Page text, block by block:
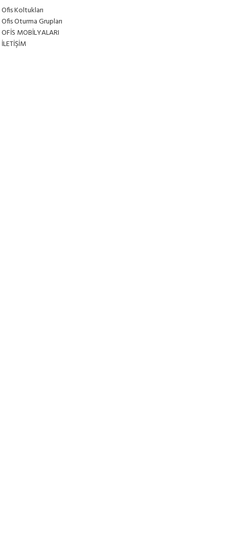
Ofis Koltukları
Ofis Oturma Grupları
OFİS MOBİLYALARI
İLETİŞİM